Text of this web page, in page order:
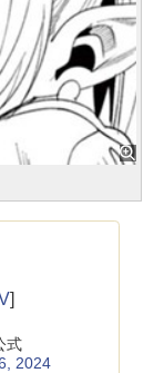
]
式
2024